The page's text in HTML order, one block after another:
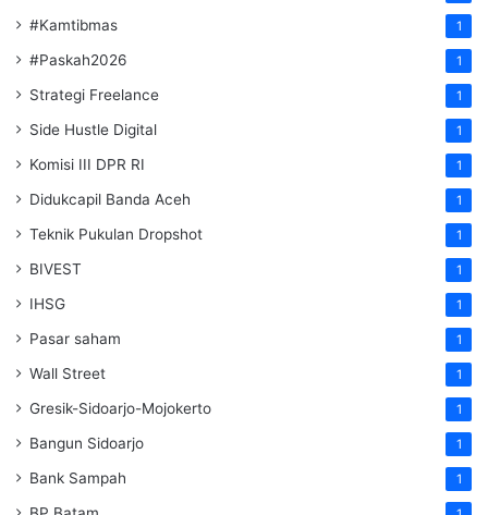
#Kamtibmas 1
#Paskah2026 1
Strategi Freelance 1
Side Hustle Digital 1
Komisi III DPR RI 1
Didukcapil Banda Aceh 1
Teknik Pukulan Dropshot 1
BIVEST 1
IHSG 1
Pasar saham 1
Wall Street 1
Gresik-Sidoarjo-Mojokerto 1
Bangun Sidoarjo 1
Bank Sampah 1